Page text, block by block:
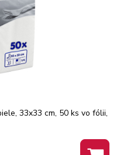
33x33 cm, 50 ks vo fólii,